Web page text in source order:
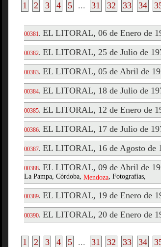
1 2 3 4 5 ... 31 32 33 34
00381. EL LITORAL, 06 de Enero de
00382. EL LITORAL, 25 de Julio de
00383. EL LITORAL, 05 de Abril de
00384. EL LITORAL, 18 de Julio de
00385. EL LITORAL, 12 de Enero de
00386. EL LITORAL, 17 de Julio de
00387. EL LITORAL, 16 de Agosto de
00388. EL LITORAL, 09 de Abril de
La Pampa, Córdoba, Mendoza, Fotografías,
00389. EL LITORAL, 19 de Enero de
00390. EL LITORAL, 20 de Enero de
1 2 3 4 5 ... 31 32 33 34